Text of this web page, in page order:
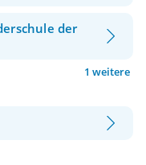
der
1 weitere